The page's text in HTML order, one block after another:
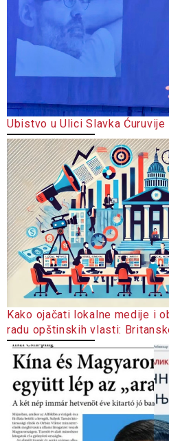
Ubistvo u Ulici Slavka Ćuruvije
Kako ojačati lokalne medije i
radu opštinskih vlasti: